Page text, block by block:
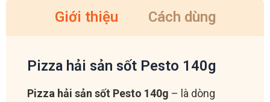
Giới thiệu Cách dùng
Pizza hải sản sốt Pesto 140g
Pizza hải sản sốt Pesto 140g – là dòng